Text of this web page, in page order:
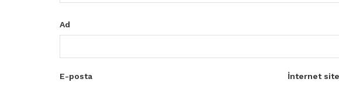
Ad
E-posta İnternet